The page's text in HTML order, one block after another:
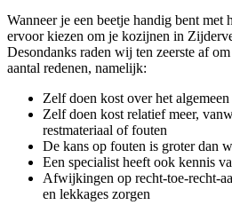
Wanneer je een beetje handig bent met
ervoor kiezen om je kozijnen in
Desondanks raden wij ten zeerste af
aantal redenen, namelijk:
Zelf doen kost over het
Zelf doen kost relatief meer,
restmateriaal of fouten
De kans op fouten is groter dan
Een specialist heeft ook kennis
Afwijkingen op recht-toe-recht-
en lekkages zorgen